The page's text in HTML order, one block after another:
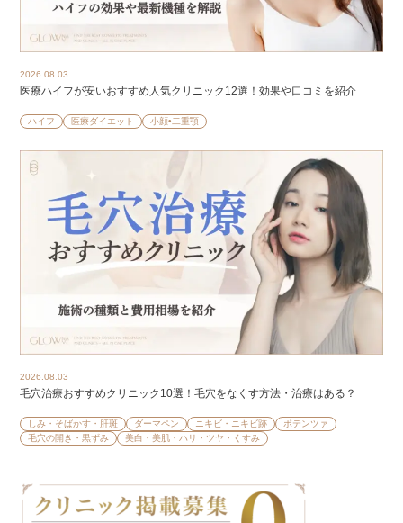
2026.08.03
医療ハイフが安いおすすめ人気クリニック12選！効果や口コミを紹介
ハイフ 医療ダイエット 小顔•二重顎
2026.08.03
毛穴治療おすすめクリニック10選！毛穴をなくす方法・治療はある？
しみ・そばかす・肝斑 ダーマペン ニキビ・ニキビ跡
ポテンツァ
毛穴の開き・黒ずみ
美白・美肌・ハリ・ツヤ・くすみ